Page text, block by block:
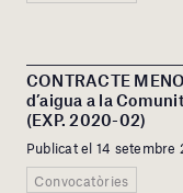
CONTRACTE
d’aigua a la
(EXP. 2020-02)
Publicat el 14 setembre
Convocatòries